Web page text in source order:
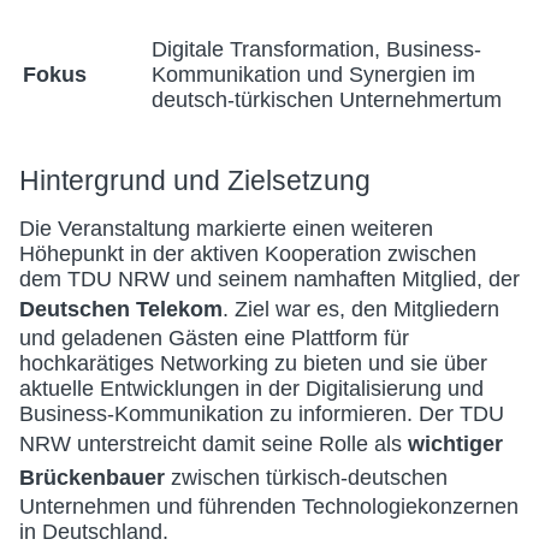
Fokus
Digitale Transformation, Business-
Kommunikation und Synergien im
deutsch-türkischen Unternehmertum
Hintergrund und Zielsetzung
Die Veranstaltung markierte einen weiteren
Höhepunkt in der aktiven Kooperation zwischen
dem TDU NRW und seinem namhaften Mitglied, der
Deutschen Telekom. Ziel war es, den Mitgliedern
und geladenen Gästen eine Plattform für
hochkarätiges Networking zu bieten und sie über
aktuelle Entwicklungen in der Digitalisierung und
Business-Kommunikation zu informieren. Der TDU
NRW unterstreicht damit seine Rolle als wichtiger
Brückenbauer zwischen türkisch-deutschen
Unternehmen und führenden Technologiekonzernen
in Deutschland.